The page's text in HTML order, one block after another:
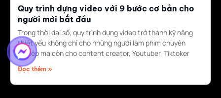
Quy trình dựng video với 9 bước cơ bản cho
người mới bắt đầu
Trong thời đại số, quy trình dựng video trở thành kỹ năng
thiết yếu không chỉ cho những người làm phim chuyên
nghiệp mà còn cho content creator, Youtuber, Tiktoker
Đọc thêm »